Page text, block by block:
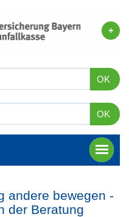
OK
OK
andere bewegen -
der Beratung